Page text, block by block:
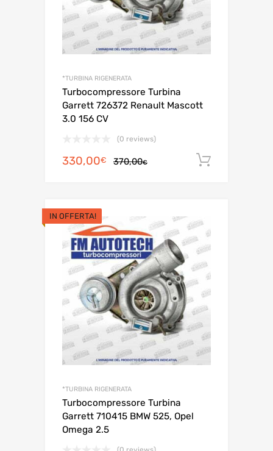
*TURBINA RIGENERATA
Turbocompressore Turbina
Garrett 726372 Renault Mascott
3.0 156 CV
(0 reviews)
370,00€Il
370,00€.
330,00€
Il
330,00€.
IN OFFERTA!
*TURBINA RIGENERATA
Turbocompressore Turbina
Garrett 710415 BMW 525, Opel
Omega 2.5